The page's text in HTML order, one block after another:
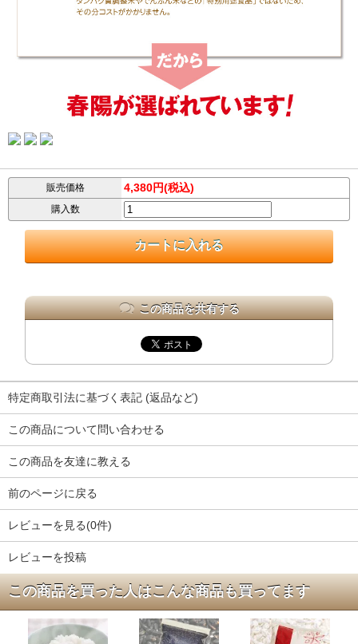
販売価格 4,380円(税込)
購入数
この商品を共有する
特定商取引法に基づく表記 (返品など)
この商品について問い合わせる
この商品を友達に教える
前のページに戻る
レビューを見る(0件)
レビューを投稿
この商品を買った人はこんな商品も買ってます